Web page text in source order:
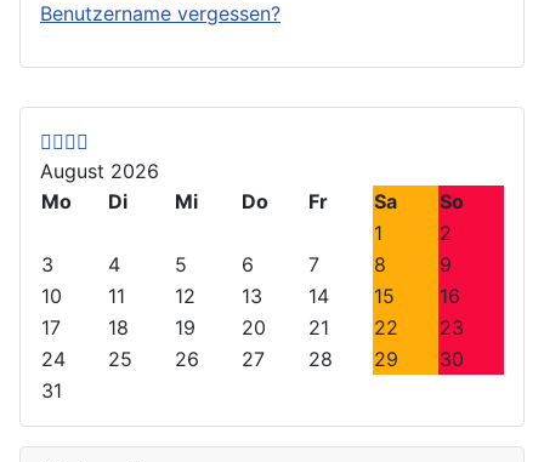
V
o
r
h
r
i
g
s
J
a
V
o
r
h
i
g
M
o
N
ä
c
h
r
N
ä
c
a
August 2026
Mo
Di Mi Do Fr Sa
So
1
2
3
4 5 6 7 8
9
10
11 12 13 14 15
16
17
18 19 20 21 22
23
24
25 26 27 28 29
30
31
Benutzername vergessen?